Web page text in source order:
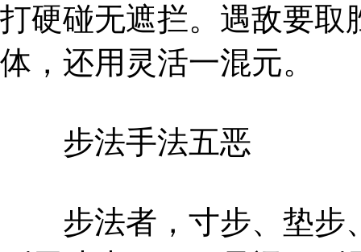
打硬碰无遮拦。遇敌要取
体，还用灵活一混元。
步法手法五恶
步法者，寸步、垫步